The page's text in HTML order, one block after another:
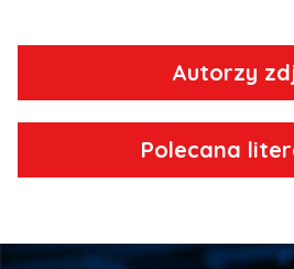
Autorzy
Polecana